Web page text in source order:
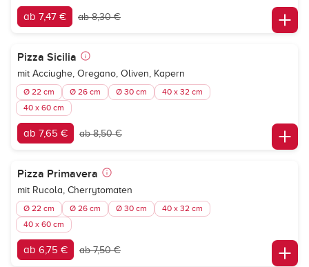
ab 7,47 € ab 8,30 €
Pizza Sicilia
mit Acciughe, Oregano, Oliven, Kapern
Ø 22 cm Ø 26 cm Ø 30 cm
40 x 32 cm
40 x 60 cm
ab 7,65 € ab 8,50 €
Pizza Primavera
mit Rucola, Cherrytomaten
Ø 22 cm Ø 26 cm Ø 30 cm
40 x 32 cm
40 x 60 cm
ab 6,75 € ab 7,50 €